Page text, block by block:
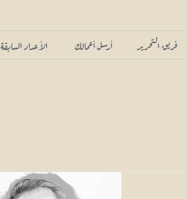
الأعداد السابقة أرسل أعمالك فريق التحرير